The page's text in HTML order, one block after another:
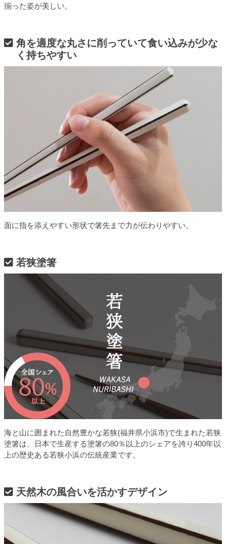
揃った姿が美しい。
角を適度な丸さに削っていて食い込みが少な
く持ちやすい
面に指を添えやすい形状で箸先まで力が伝わりやすい。
若狭塗箸
海と山に囲まれた自然豊かな若狭(福井県小浜市)で生まれた若狭
塗箸は、日本で生産する塗箸の80％以上のシェアを誇り400年以
上の歴史ある若狭小浜の伝統産業です。
天然木の風合いを活かすデザイン